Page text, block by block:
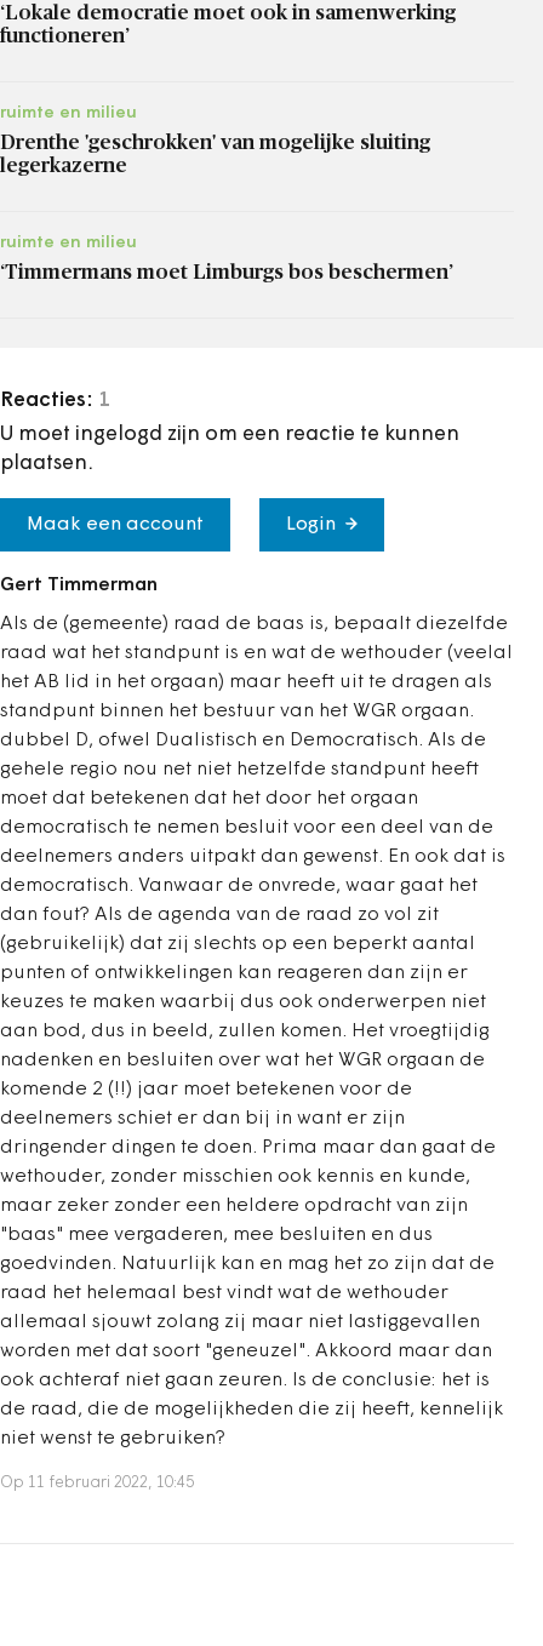
‘Lokale democratie moet ook in samenwerking
functioneren’
ruimte en milieu
Drenthe 'geschrokken' van mogelijke sluiting
legerkazerne
ruimte en milieu
‘Timmermans moet Limburgs bos beschermen’
Reacties: 1
U moet ingelogd zijn om een reactie te kunnen
plaatsen.
Maak een account Login
Gert Timmerman
Als de (gemeente) raad de baas is, bepaalt diezelfde
raad wat het standpunt is en wat de wethouder (veelal
het AB lid in het orgaan) maar heeft uit te dragen als
standpunt binnen het bestuur van het WGR orgaan.
dubbel D, ofwel Dualistisch en Democratisch. Als de
gehele regio nou net niet hetzelfde standpunt heeft
moet dat betekenen dat het door het orgaan
democratisch te nemen besluit voor een deel van de
deelnemers anders uitpakt dan gewenst. En ook dat is
democratisch. Vanwaar de onvrede, waar gaat het
dan fout? Als de agenda van de raad zo vol zit
(gebruikelijk) dat zij slechts op een beperkt aantal
punten of ontwikkelingen kan reageren dan zijn er
keuzes te maken waarbij dus ook onderwerpen niet
aan bod, dus in beeld, zullen komen. Het vroegtijdig
nadenken en besluiten over wat het WGR orgaan de
komende 2 (!!) jaar moet betekenen voor de
deelnemers schiet er dan bij in want er zijn
dringender dingen te doen. Prima maar dan gaat de
wethouder, zonder misschien ook kennis en kunde,
maar zeker zonder een heldere opdracht van zijn
"baas" mee vergaderen, mee besluiten en dus
goedvinden. Natuurlijk kan en mag het zo zijn dat de
raad het helemaal best vindt wat de wethouder
allemaal sjouwt zolang zij maar niet lastiggevallen
worden met dat soort "geneuzel". Akkoord maar dan
ook achteraf niet gaan zeuren. Is de conclusie: het is
de raad, die de mogelijkheden die zij heeft, kennelijk
niet wenst te gebruiken?
Op 11 februari 2022, 10:45